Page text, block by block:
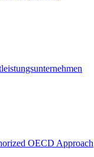
OECD Approach